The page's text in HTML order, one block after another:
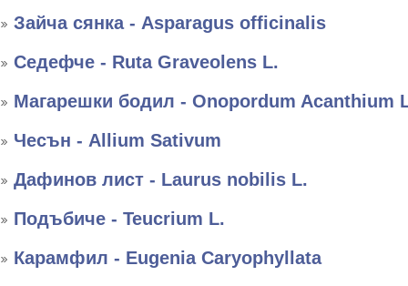
Зайча сянка - Asparagus officinalis
Седефче - Ruta Graveolens L.
Магарешки бодил - Onopordum Acanthium
Чесън - Allium Sativum
Дафинов лист - Laurus nobilis L.
Подъбиче - Teucrium L.
Карамфил - Eugenia Caryophyllata